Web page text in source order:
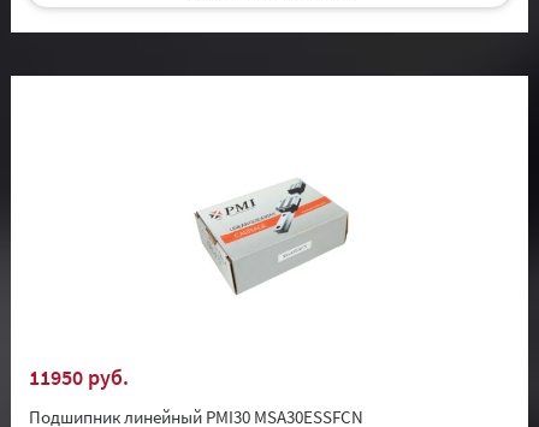
11950 руб.
Подшипник линейный PMI30 MSA30ESSFCN